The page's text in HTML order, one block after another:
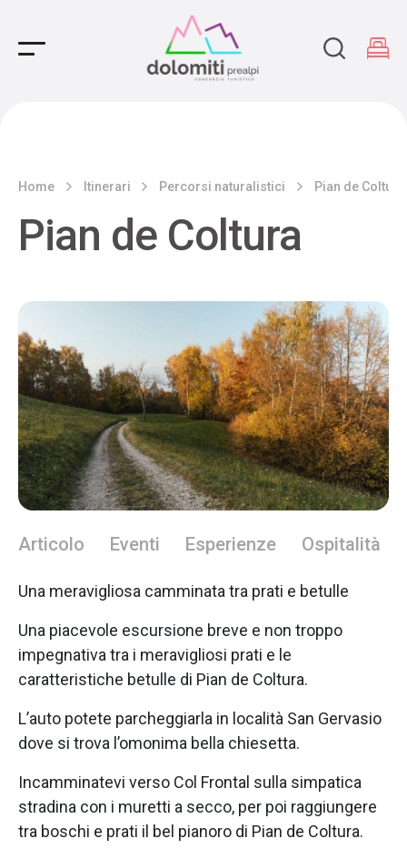
Main Navigation
Home Itinerari Percorsi naturalistici Pian de Coltura
Pian de Coltura
Articolo Eventi Esperienze Ospitalità
Una meravigliosa camminata tra prati e betulle
Una piacevole escursione breve e non troppo
impegnativa tra i meravigliosi prati e le
caratteristiche betulle di Pian de Coltura.
L’auto potete parcheggiarla in località San Gervasio
dove si trova l’omonima bella chiesetta.
Incamminatevi verso Col Frontal sulla simpatica
stradina con i muretti a secco, per poi raggiungere
tra boschi e prati il bel pianoro di Pian de Coltura.